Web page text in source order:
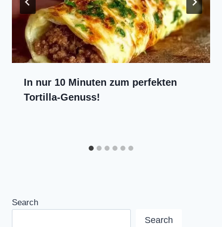
In nur 10 Minuten zum perfekten
Tortilla-Genuss!
Search
Search